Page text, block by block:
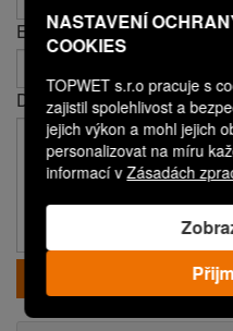
NASTAVENÍ
COOKIES
TOPWET s.r.o pracuje s
zajistil spolehlivost a
jejich výkon a mohl jejich
personalizovat na míru
informací vZásadách
E-mail*
Dotaz*